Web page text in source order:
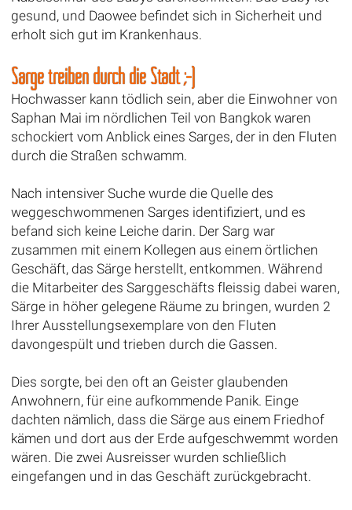
gesund, und Daowee befindet sich in Sicherheit und
erholt sich gut im Krankenhaus.
Särge treiben durch die Stadt ;-)
Hochwasser kann tödlich sein, aber die Einwohner von
Saphan Mai im nördlichen Teil von Bangkok waren
schockiert vom Anblick eines Sarges, der in den Fluten
durch die Straßen schwamm.
Nach intensiver Suche wurde die Quelle des
weggeschwommenen Sarges identifiziert, und es
befand sich keine Leiche darin. Der Sarg war
zusammen mit einem Kollegen aus einem örtlichen
Geschäft, das Särge herstellt, entkommen. Während
die Mitarbeiter des Sarggeschäfts fleissig dabei waren,
Särge in höher gelegene Räume zu bringen, wurden 2
Ihrer Ausstellungsexemplare von den Fluten
davongespült und trieben durch die Gassen.
Dies sorgte, bei den oft an Geister glaubenden
Anwohnern, für eine aufkommende Panik. Einge
dachten nämlich, dass die Särge aus einem Friedhof
kämen und dort aus der Erde aufgeschwemmt worden
wären. Die zwei Ausreisser wurden schließlich
eingefangen und in das Geschäft zurückgebracht.